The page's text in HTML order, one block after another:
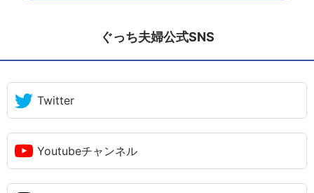
ぐっち夫婦公式SNS
Twitter
Youtubeチャンネル